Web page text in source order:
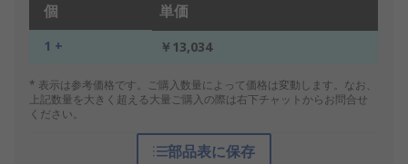
個 単価
1 + ￥13,034
* 表示は参考価格です。ご購入数量によって価格は変動します。なお、
上記数量を大きく超える大量ご購入の際は右下チャットからお問合せ
ください。
部品表に保存